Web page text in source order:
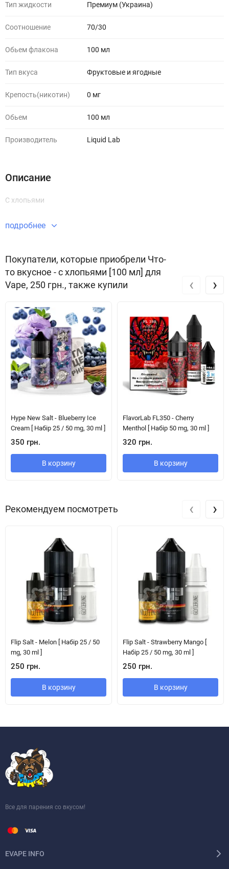
Тип жидкости Премиум (Украина)
Соотношение 70/30
Обьем флакона 100 мл
Тип вкуса Фруктовые и ягодные
Крепость(никотин) 0 мг
Обьем 100 мл
Производитель Liquid Lab
Описание
С хлопьями
подробнее
Покупатели, которые приобрели Что-
то вкусное - с хлопьями [100 мл] для
Vape, 250 грн., также купили
Hype New Salt - Blueberry Ice
Cream [ Набір 25 / 50 mg, 30 ml ]
350 грн.
В корзину
FlavorLab FL350 - Cherry
Menthol [ Набір 50 mg, 30 ml ]
320 грн.
В корзину
‹ ›
Рекомендуем посмотреть
Flip Salt - Melon [ Набір 25 / 50
mg, 30 ml ]
250 грн.
В корзину
Flip Salt - Strawberry Mango [
Набір 25 / 50 mg, 30 ml ]
250 грн.
В корзину
‹ ›
Все для парения со вкусом!
EVAPE INFO